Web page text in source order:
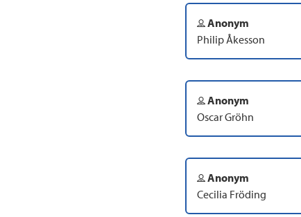
Anonym
Philip Åkesson
Anonym
Oscar Gröhn
Anonym
Cecilia Fröding